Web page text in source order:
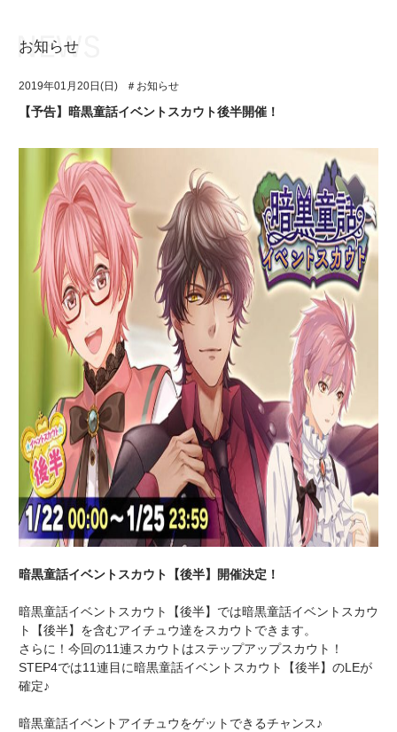
アプリゲーム
イベント・キャンペーン
ミュージック
グッズ・本
ギャラリー
ユニット&キャラクター
アプリゲーム
イベント・キャンペーン
ミュージック
グッズ・本
ギャラリー
お知らせ
2019年01月20日(日) ＃お知らせ
【予告】暗黒童話イベントスカウト後半開催！
暗黒童話イベントスカウト【後半】開催決定！
暗黒童話イベントスカウト【後半】では暗黒童話イベントスカウ
ト【後半】を含むアイチュウ達をスカウトできます。
さらに！今回の11連スカウトはステップアップスカウト！
STEP4では11連目に暗黒童話イベントスカウト【後半】のLEが
確定♪
暗黒童話イベントアイチュウをゲットできるチャンス♪